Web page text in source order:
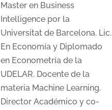
Master en Business
Intelligence por la
Universitat de Barcelona. Lic.
En Economía y Diplomado
en Econometría de la
UDELAR. Docente de la
materia Machine Learning.
Director Académico y co-